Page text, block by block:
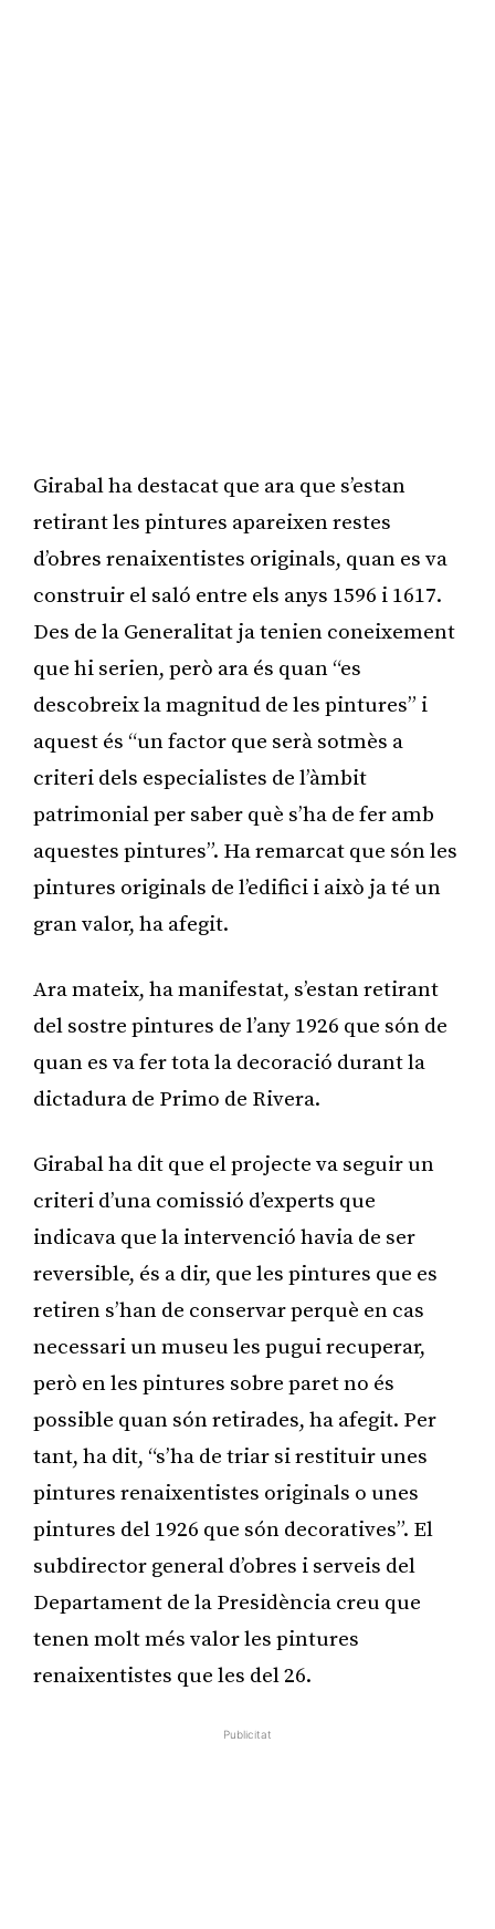
Girabal ha destacat que ara que s’estan
retirant les pintures apareixen restes
d’obres renaixentistes originals, quan es va
construir el saló entre els anys 1596 i 1617.
Des de la Generalitat ja tenien coneixement
que hi serien, però ara és quan “es
descobreix la magnitud de les pintures” i
aquest és “un factor que serà sotmès a
criteri dels especialistes de l’àmbit
patrimonial per saber què s’ha de fer amb
aquestes pintures”. Ha remarcat que són les
pintures originals de l’edifici i això ja té un
gran valor, ha afegit.
Ara mateix, ha manifestat, s’estan retirant
del sostre pintures de l’any 1926 que són de
quan es va fer tota la decoració durant la
dictadura de Primo de Rivera.
Girabal ha dit que el projecte va seguir un
criteri d’una comissió d’experts que
indicava que la intervenció havia de ser
reversible, és a dir, que les pintures que es
retiren s’han de conservar perquè en cas
necessari un museu les pugui recuperar,
però en les pintures sobre paret no és
possible quan són retirades, ha afegit. Per
tant, ha dit, “s’ha de triar si restituir unes
pintures renaixentistes originals o unes
pintures del 1926 que són decoratives”. El
subdirector general d’obres i serveis del
Departament de la Presidència creu que
tenen molt més valor les pintures
renaixentistes que les del 26.
Publicitat